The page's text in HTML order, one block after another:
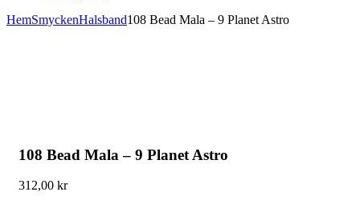
HemSmyckenHalsband108 Bead Mala – 9 Planet Astro
108 Bead Mala – 9 Planet Astro
312,00 kr